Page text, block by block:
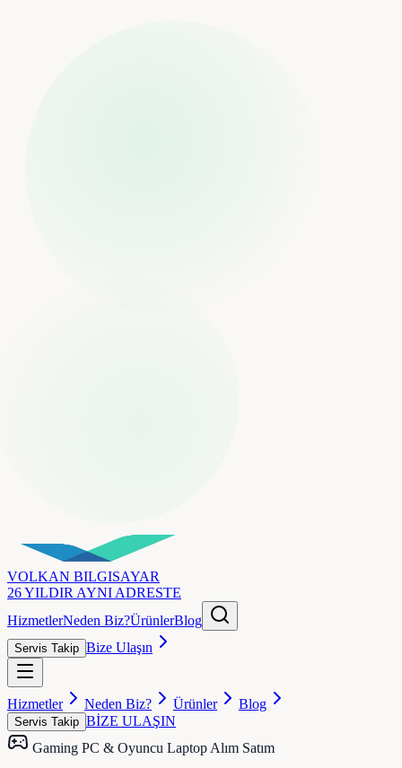
VOLKAN BILGISAYAR
26 YILDIR AYNI ADRESTE
HizmetlerNeden Biz?ÜrünlerBlog
Servis Takip Bize Ulaşın
Hizmetler Neden Biz? Ürünler Blog
Servis Takip BİZE ULAŞIN
Gaming PC & Oyuncu Laptop Alım Satım